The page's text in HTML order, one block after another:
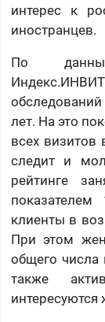
интерес к
иностранцев.
По
лет. На это
всех визитов
следит и
рейтинге
клиенты в
При этом
общего числа
также